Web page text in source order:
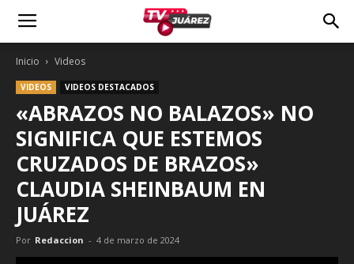
Inicio Videos
VIDEOS VIDEOS DESTACADOS
«ABRAZOS NO BALAZOS» NO
SIGNIFICA QUE ESTEMOS
CRUZADOS DE BRAZOS»
CLAUDIA SHEINBAUM EN
JUÁREZ
Por Redaccion - 4 de marzo de 2024